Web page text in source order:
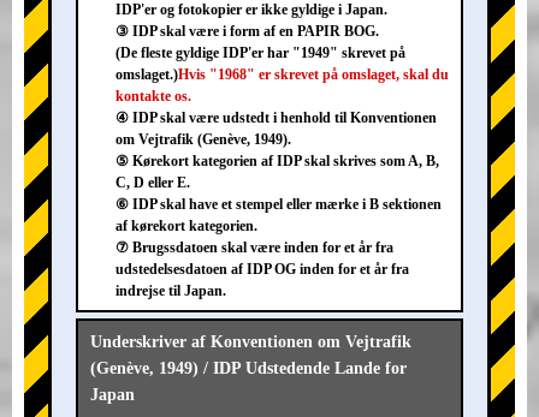
IDP'er og fotokopier er ikke gyldige i Japan.
③ IDP skal være i form af en PAPIR BOG.
(De fleste gyldige IDP'er har "1949" skrevet på
omslaget.)Hvis "1968" er skrevet på omslaget, skal du
kontakte os.
④ IDP skal være udstedt i henhold til Konventionen
om Vejtrafik (Genève, 1949).
⑤ Kørekort kategorien af IDP skal skrives som A, B,
C, D eller E.
⑥ IDP skal have et stempel eller mærke i B sektionen
af kørekort kategorien.
⑦ Brugssdatoen skal være inden for et år fra
udstedelsesdatoen af IDP OG inden for et år fra
indrejse til Japan.
Underskriver af Konventionen om Vejtrafik
(Genève, 1949) / IDP Udstedende Lande for
Japan